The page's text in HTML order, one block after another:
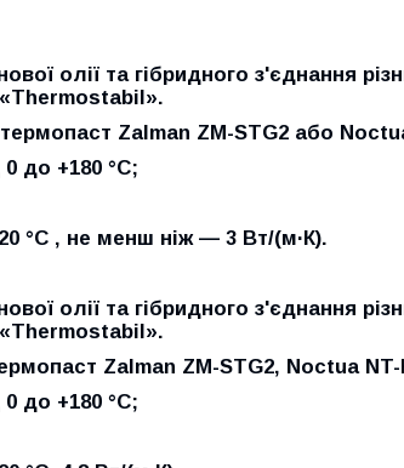
олії та гібридного з'єднання
Zalman ZM-STG2 або
до +180 °C;
°C , не менш ніж — 3 Вт/(м·К).
олії та гібридного з'єднання
Zalman ZM-STG2, Noctua NT-
до +180 °C;